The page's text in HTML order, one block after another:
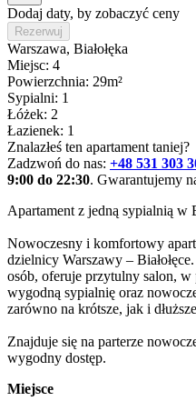
Dodaj daty, by zobaczyć ceny
Rezerwuj
Warszawa, Białołęka
Miejsc: 4
Powierzchnia: 29m²
Sypialni: 1
Łóżek: 2
Łazienek: 1
Znalazłeś ten apartament taniej?
Zadzwoń do nas: +48 531 303
9:00 do 22:30. Gwarantujemy
Apartament z jedną sypialnią w
Nowoczesny i komfortowy
dzielnicy Warszawy –
osób, oferuje przytulny salon, w
wygodną sypialnię oraz
zarówno na krótsze, jak i
Znajduje się na parterze
wygodny dostęp.
Miejsce